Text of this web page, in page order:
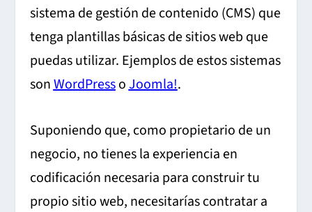
sistema de gestión de contenido (CMS) que
tenga plantillas básicas de sitios web que
puedas utilizar. Ejemplos de estos sistemas
sonWordPressoJoomla!.
Suponiendo que, como propietario de un
negocio, no tienes la experiencia en
codificación necesaria para construir tu
propio sitio web, necesitarías contratar a